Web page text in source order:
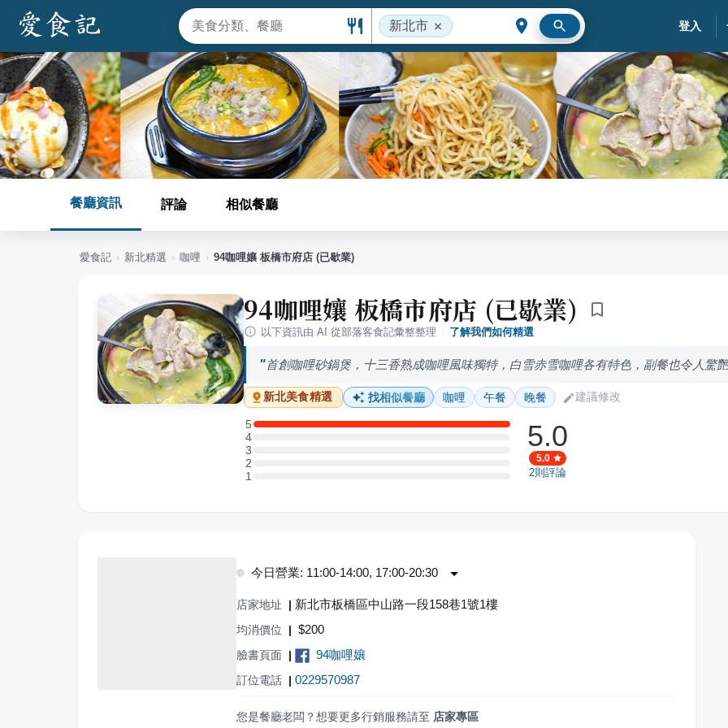
新北市 登入
餐廳資訊 評論 相似餐廳
愛食記 › 新北精選 › 咖哩 › 94咖哩孃 板橋市府店 (已歇業)
94咖哩孃 板橋市府店 (已歇業)
以下資訊由 AI 從部落客食記彙整整理 · 了解我們如何精選
首創咖哩砂鍋煲，十三香熟成咖哩風味獨特，白雪赤雪咖哩各有特色，副餐也令人驚
新北美食精選 找相似餐廳 咖哩 午餐 晚餐 建議修改
5
5 星：1 則評論
4
4 星：0 則評論
3
3 星：0 則評論
2
2 星：0 則評論
11 星：0 則評論
5.0
5.0
2則評論
今日營業: 11:00-14:00, 17:00-20:30
店家地址 | 新北市板橋區中山路一段158巷1號1樓
均消價位 | $200
臉書頁面 | 94咖哩孃
訂位電話 | 0229570987
您是餐廳老闆？想要更多行銷服務請至 店家專區